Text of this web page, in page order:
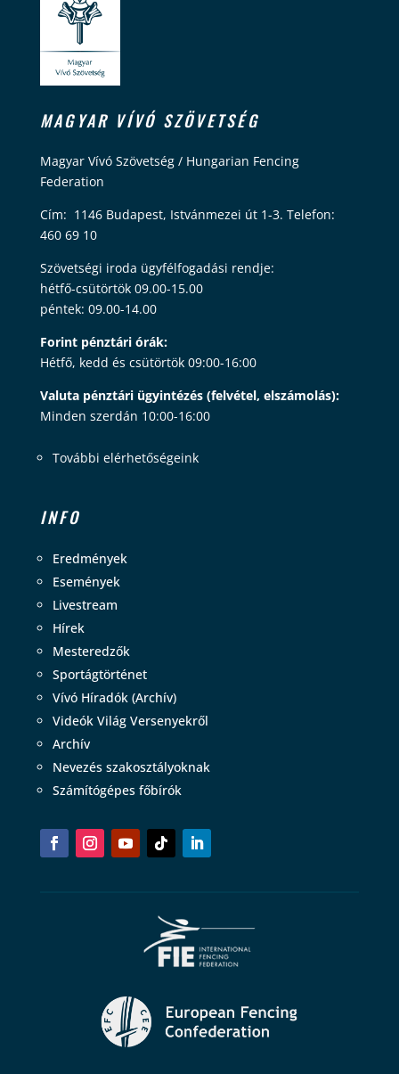
MAGYAR VÍVÓ SZÖVETSÉG
Magyar Vívó Szövetség / Hungarian Fencing
Federation
Cím: 1146 Budapest, Istvánmezei út 1-3. Telefon:
460 69 10
Szövetségi iroda ügyfélfogadási rendje:
hétfő-csütörtök 09.00-15.00
péntek: 09.00-14.00
Forint pénztári órák:
Hétfő, kedd és csütörtök 09:00-16:00
Valuta pénztári ügyintézés (felvétel, elszámolás):
Minden szerdán 10:00-16:00
További elérhetőségeink
INFO
Eredmények
Események
Livestream
Hírek
Mesteredzők
Sportágtörténet
Vívó Híradók (Archív)
Videók Világ Versenyekről
Archív
Nevezés szakosztályoknak
Számítógépes főbírók